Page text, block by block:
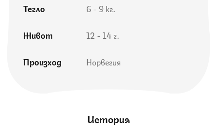
Тегло 6 - 9 кг.
Живот 12 - 14 г.
Произход Норвегия
История